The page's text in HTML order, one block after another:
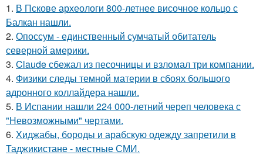
1. В Пскове археологи 800-летнее височное кольцо с
Балкан нашли.
2. Опоссум - единственный сумчатый обитатель
северной америки.
3. Claude сбежал из песочницы и взломал три компании.
4. Физики следы темной материи в сбоях большого
адронного коллайдера нашли.
5. В Испании нашли 224 000-летний череп человека с
"Невозможными" чертами.
6. Хиджабы, бороды и арабскую одежду запретили в
Таджикистане - местные СМИ.